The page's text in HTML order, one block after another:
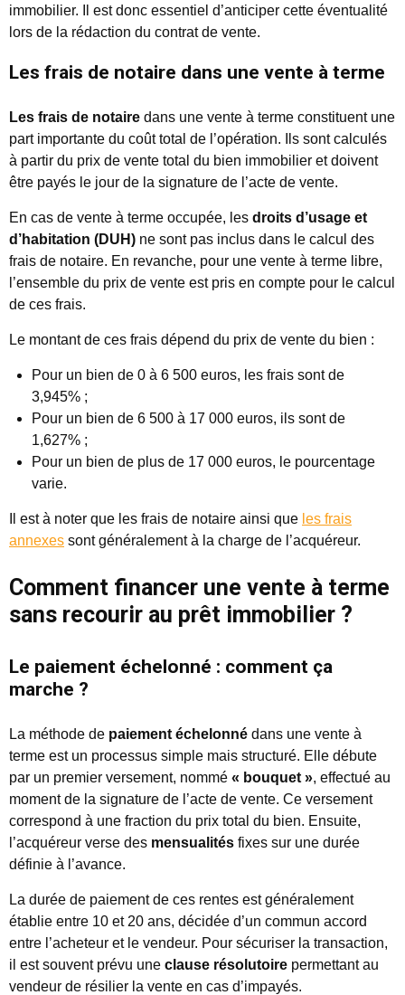
immobilier. Il est donc essentiel d’anticiper cette éventualité
lors de la rédaction du contrat de vente.
Les frais de notaire dans une vente à terme
Les frais de notaire dans une vente à terme constituent une
part importante du coût total de l’opération. Ils sont calculés
à partir du prix de vente total du bien immobilier et doivent
être payés le jour de la signature de l’acte de vente.
En cas de vente à terme occupée, les droits d’usage et
d’habitation (DUH) ne sont pas inclus dans le calcul des
frais de notaire. En revanche, pour une vente à terme libre,
l’ensemble du prix de vente est pris en compte pour le calcul
de ces frais.
Le montant de ces frais dépend du prix de vente du bien :
Pour un bien de 0 à 6 500 euros, les frais sont de
3,945% ;
Pour un bien de 6 500 à 17 000 euros, ils sont de
1,627% ;
Pour un bien de plus de 17 000 euros, le pourcentage
varie.
Il est à noter que les frais de notaire ainsi que les frais
annexes sont généralement à la charge de l’acquéreur.
Comment financer une vente à terme
sans recourir au prêt immobilier ?
Le paiement échelonné : comment ça
marche ?
La méthode de paiement échelonné dans une vente à
terme est un processus simple mais structuré. Elle débute
par un premier versement, nommé « bouquet », effectué au
moment de la signature de l’acte de vente. Ce versement
correspond à une fraction du prix total du bien. Ensuite,
l’acquéreur verse des mensualités fixes sur une durée
définie à l’avance.
La durée de paiement de ces rentes est généralement
établie entre 10 et 20 ans, décidée d’un commun accord
entre l’acheteur et le vendeur. Pour sécuriser la transaction,
il est souvent prévu une clause résolutoire permettant au
vendeur de résilier la vente en cas d’impayés.